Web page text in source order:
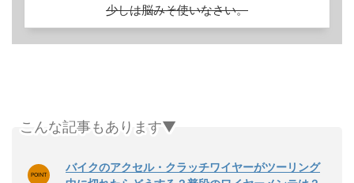
少しは脳みそ使いなさい。
こんな記事もあります▼
バイクのアクセル・クラッチワイヤーがツーリング